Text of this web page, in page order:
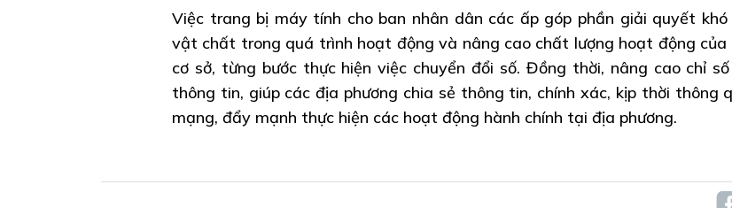
Việc trang bị máy tính cho ban nhân dân các ấp góp phần giải quyết khó
vật chất trong quá trình hoạt động và nâng cao chất lượng hoạt động của
cơ sở, từng bước thực hiện việc chuyển đổi số. Đồng thời, nâng cao chỉ
thông tin, giúp các địa phương chia sẻ thông tin, chính xác, kịp thời thông
mạng, đẩy mạnh thực hiện các hoạt động hành chính tại địa phương.